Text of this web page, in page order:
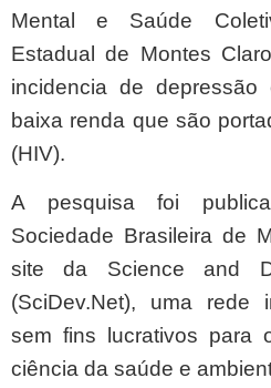
Mental e Saúde
Estadual de Montes
incidencia de
baixa renda que são
(HIV).
A pesquisa foi
Sociedade Brasileira de
site da Science and
(SciDev.Net), uma rede
sem fins lucrativos para
ciência da saúde e